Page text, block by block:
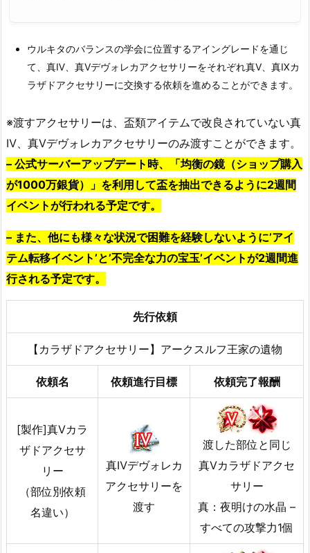
ウルキタのバランスの学会に位置するアイングレードを通じ
て、真Ⅳ、真Ⅴデヴォレカアクセサリーをそれぞれ真Ⅴ、真Ⅸカ
ラザドアクセサリーに交換する依頼を進めることができます。
※渡すアクセサリーは、盃類アイテムで改良されていない真
Ⅳ、真Ⅴデヴォレカアクセサリーのみ渡すことができます。
– 公式サーバーアップデート時、「均衡の鏡（ショップ購入
が1000万銀貨）」を利用して盃を抽出できるように2週間
イベントが行われる予定です。
– また、他にも様々な状況で困難を経験しないように’アイ
テム転移イベント’と’不完全な力の宝玉’イベントが2週間進
行される予定です。
先行依頼
【カラザドアクセサリー】アークスルフ王家の遺物
依頼名 依頼進行目標 依頼完了報酬
[製作]真Ⅴカラ
ザドアクセサ
リー
（部位別依頼
名違い）
真Ⅳデヴォレカ
アクセサリーを
渡す
渡した部位と同じ
真Ⅴカラザドアクセ
サリー
真：夜明けの水晶 –
すべての攻撃力1個